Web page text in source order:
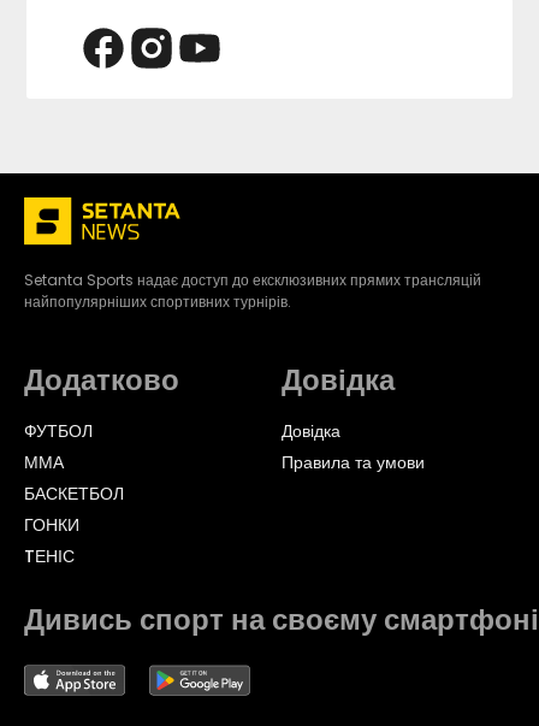
Setanta Sports надає доступ до ексклюзивних прямих трансляцій
найпопулярніших спортивних турнірів.
Додатково
ФУТБОЛ
ММА
БАСКЕТБОЛ
ГОНКИ
TЕНІС
Довідка
Довідка
Правила та умови
Дивись спорт на своєму смартфоні